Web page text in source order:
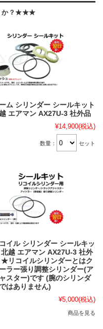
か？★★★
ム シリンダー シールキット
エアマン AX27U-3 社外品
¥14,900(税込)
数量： セット
イル シリンダー シールキッ
北越 エアマン AX27U-3 社外
リコイルシリンダーとはク
ラー張り調整シリンダー(ア
スター)です (腕のシリンダ
はありません)
¥5,000(税込)
商品を見る